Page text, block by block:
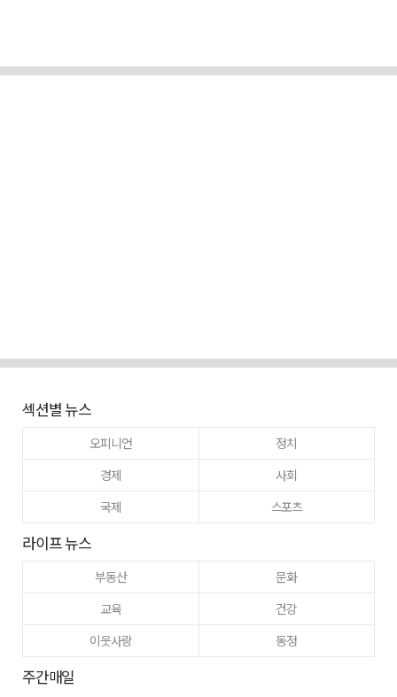
섹션별 뉴스
오피니언
정치
경제
사회
국제
스포츠
라이프 뉴스
부동산
문화
교육
건강
이웃사랑
동정
주간매일